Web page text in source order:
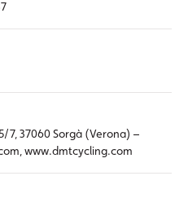
7, 37060 Sorgà (Verona) –
www.dmtcycling.com